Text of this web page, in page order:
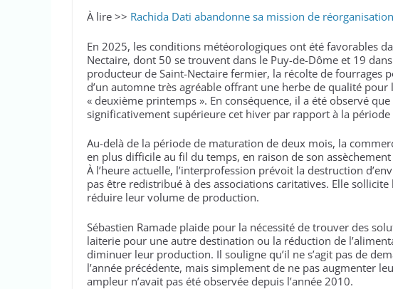
À lire >> Rachida Dati abandonne sa mission de
En 2025, les conditions météorologiques ont été favorables
Nectaire, dont 50 se trouvent dans le Puy-de-Dôme et 19
producteur de Saint-Nectaire fermier, la récolte de fourrages
d’un automne très agréable offrant une herbe de qualité
« deuxième printemps ». En conséquence, il a été observé
significativement supérieure cet hiver par rapport à la période
Au-delà de la période de maturation de deux mois, la
en plus difficile au fil du temps, en raison de son
À l’heure actuelle, l’interprofession prévoit la destruction
pas être redistribué à des associations caritatives. Elle
réduire leur volume de production.
Sébastien Ramade plaide pour la nécessité de trouver des
laiterie pour une autre destination ou la réduction de
diminuer leur production. Il souligne qu’il ne s’agit pas de
l’année précédente, mais simplement de ne pas augmenter
ampleur n’avait pas été observée depuis l’année 2010.